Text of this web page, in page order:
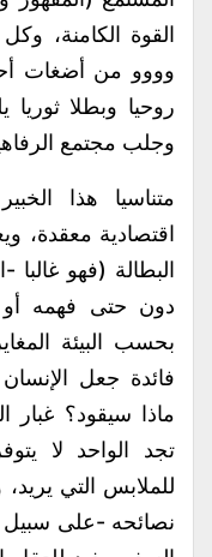
القوة الكامنة،
وووو من أضغات
روحيا وبطلا
وجلب مجتمع
متناسيا هذا
اقتصادية
البطالة (فهو غالبا
دون حتى فهمه أو
بحسب البيئة
فائدة جعل
ماذا سيقود؟ غبار
تجد الواحد لا
للملابس التي يريد،
نصائحه -على سبيل